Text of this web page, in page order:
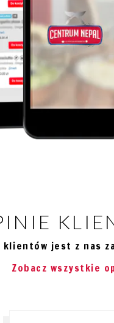
klientów jest z nas
Zobacz wszystkie